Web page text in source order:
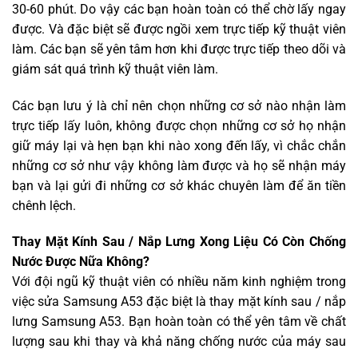
30-60 phút. Do vậy các bạn hoàn toàn có thể chờ lấy ngay
được. Và đặc biệt sẽ được ngồi xem trực tiếp kỹ thuật viên
làm. Các bạn sẽ yên tâm hơn khi được trực tiếp theo dõi và
giám sát quá trình kỹ thuật viên làm.
Các bạn lưu ý là chỉ nên chọn những cơ sở nào nhận làm
trực tiếp lấy luôn, không được chọn những cơ sở họ nhận
giữ máy lại và hẹn bạn khi nào xong đến lấy, vì chắc chắn
những cơ sở như vậy không làm được và họ sẽ nhận máy
bạn và lại gửi đi những cơ sở khác chuyên làm để ăn tiền
chênh lệch.
Thay Mặt Kính Sau / Nắp Lưng Xong Liệu Có Còn Chống
Nước Được Nữa Không?
Với đội ngũ kỹ thuật viên có nhiều năm kinh nghiệm trong
việc sửa Samsung A53 đặc biệt là thay mặt kính sau / nắp
lưng Samsung A53. Bạn hoàn toàn có thể yên tâm về chất
lượng sau khi thay và khả năng chống nước của máy sau